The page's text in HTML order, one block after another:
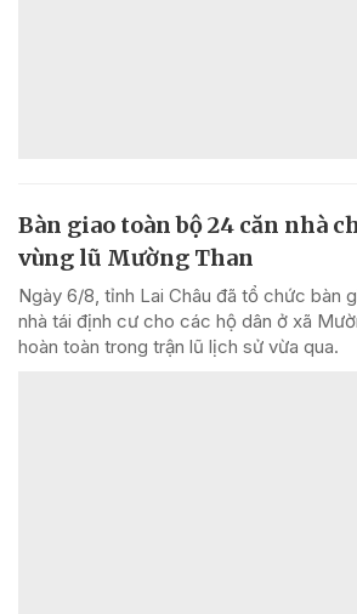
Bàn giao toàn bộ 24 căn nhà
vùng lũ Mường Than
Ngày 6/8, tỉnh Lai Châu đã tổ chức bàn
nhà tái định cư cho các hộ dân ở xã
hoàn toàn trong trận lũ lịch sử vừa qua.